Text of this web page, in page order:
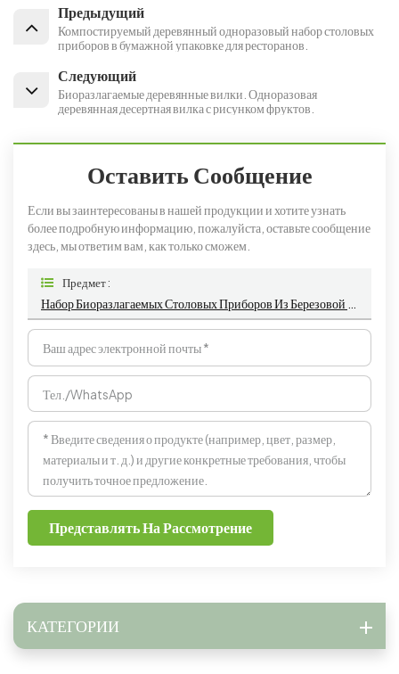
Предыдущий
Компостируемый деревянный одноразовый набор столовых
приборов в бумажной упаковке для ресторанов.
Следующий
Биоразлагаемые деревянные вилки. Одноразовая
деревянная десертная вилка с рисунком фруктов.
Оставить Сообщение
Если вы заинтересованы в нашей продукции и хотите узнать
более подробную информацию, пожалуйста, оставьте сообщение
здесь, мы ответим вам, как только сможем.
Предмет :
Представлять На Рассмотрение
КАТЕГОРИИ